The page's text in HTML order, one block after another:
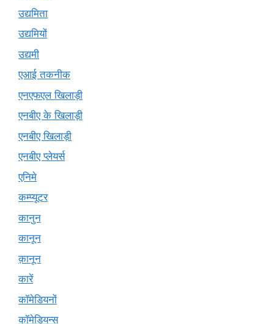
उद्यमिता
उद्यमियों
उद्यमी
एआई तकनीक
एनएफएल खिलाड़ी
एनबीए के खिलाड़ी
एनबीए खिलाड़ी
एनबीए प्लेयर्स
एनिमे
कम्प्यूटर
कानुन
कानून
क़ानून
कारें
कॉमेडियनों
कॉमेडियन्स